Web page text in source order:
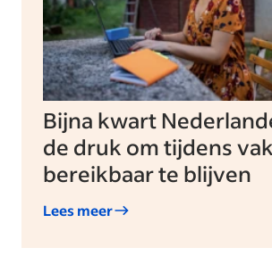
Bijna kwart
de druk om tijdens
bereikbaar te blijven
Lees meer